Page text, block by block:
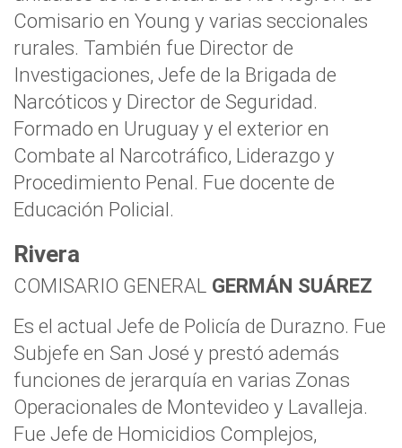
Comisario en Young y varias seccionales
rurales. También fue Director de
Investigaciones, Jefe de la Brigada de
Narcóticos y Director de Seguridad.
Formado en Uruguay y el exterior en
Combate al Narcotráfico, Liderazgo y
Procedimiento Penal. Fue docente de
Educación Policial.
Rivera
COMISARIO GENERAL GERMÁN SUÁREZ
Es el actual Jefe de Policía de Durazno. Fue
Subjefe en San José y prestó además
funciones de jerarquía en varias Zonas
Operacionales de Montevideo y Lavalleja.
Fue Jefe de Homicidios Complejos,